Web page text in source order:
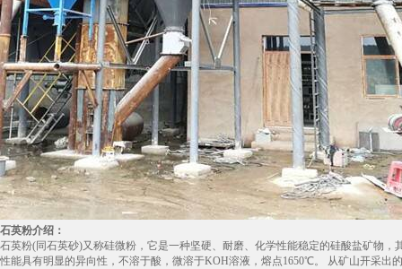
石英粉介绍：
石英粉(同石英砂)又称硅微粉，它是一种坚硬、耐磨、化学性能稳定的硅酸盐矿物
性能具有明显的异向性，不溶于酸，微溶于KOH溶液，熔点1650℃。 从矿山开采出